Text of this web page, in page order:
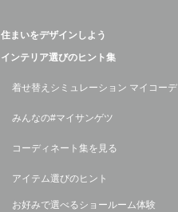
住まいをデザインしよう
インテリア選びのヒント集
着せ替えシミュレーション マイコーデ
みんなの#マイサンゲツ
コーディネート集を見る
アイテム選びのヒント
お好みで選べるショールーム体験